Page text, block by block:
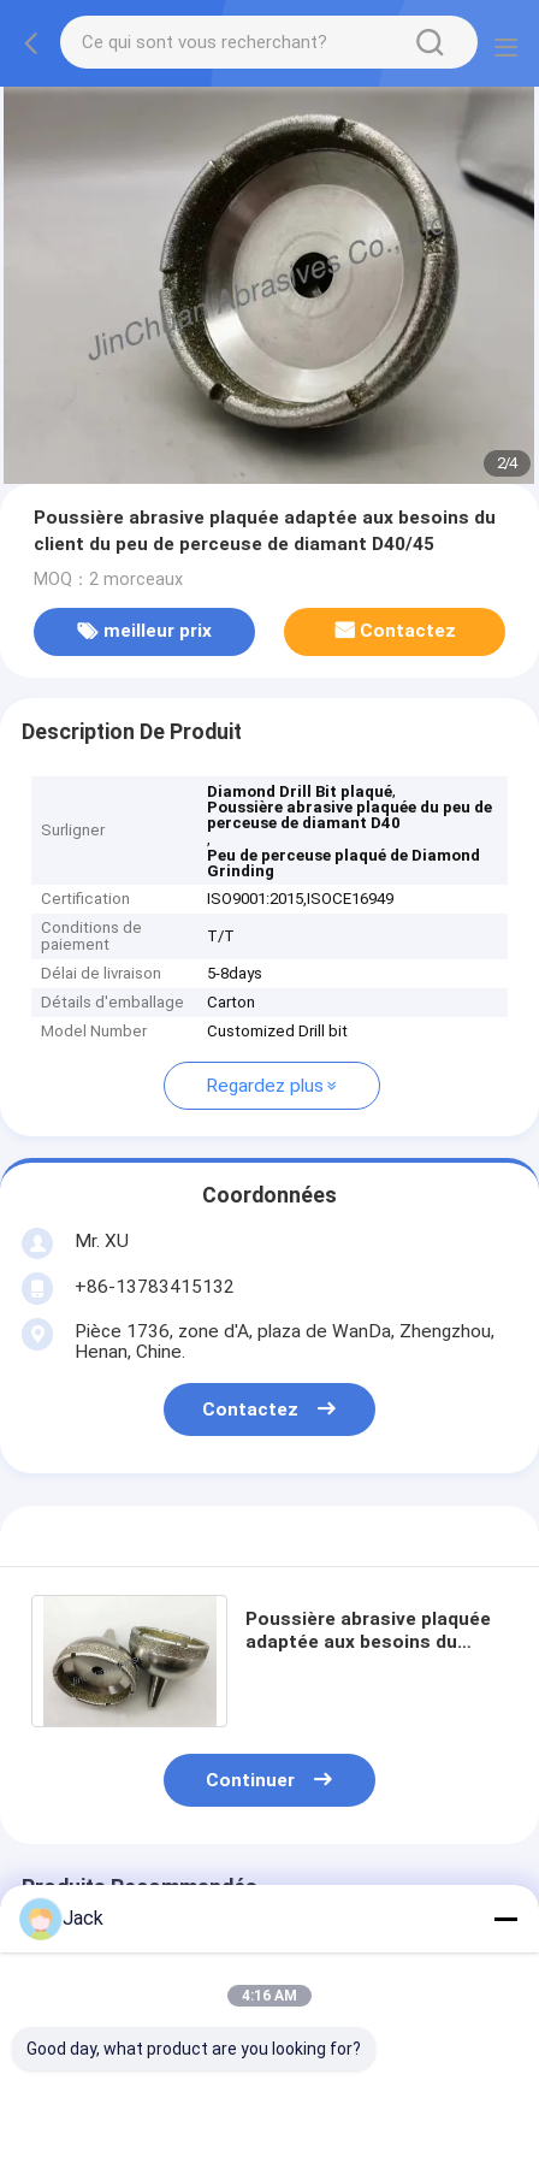
2/4
Poussière abrasive plaquée adaptée aux besoins du
client du peu de perceuse de diamant D40/45
MOQ：2 morceaux
meilleur prix Contactez
Description De Produit
Surligner
Diamond Drill Bit plaqué,
Poussière abrasive plaquée du peu de
perceuse de diamant D40
,
Peu de perceuse plaqué de Diamond
Grinding
Certification
ISO9001:2015,ISOCE16949
Conditions de
paiement
T/T
Délai de livraison
5-8days
Détails d'emballage
Carton
Model Number
Customized Drill bit
Regardez plus
Coordonnées
Mr. XU
+86-13783415132
Pièce 1736, zone d'A, plaza de WanDa, Zhengzhou,
Henan, Chine.
Contactez
Poussière abrasive plaquée
adaptée aux besoins du
Continuer
Produits Recommandés
Jack
4:16 AM
Good day, what product are you looking for?